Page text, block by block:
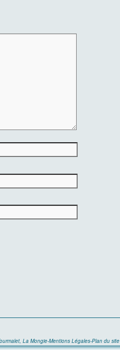
La Mongie-Mentions Légales-Plan du site